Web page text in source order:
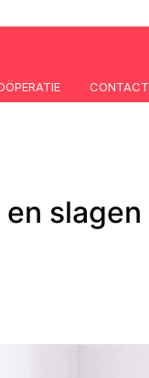
CONTACT
slagen